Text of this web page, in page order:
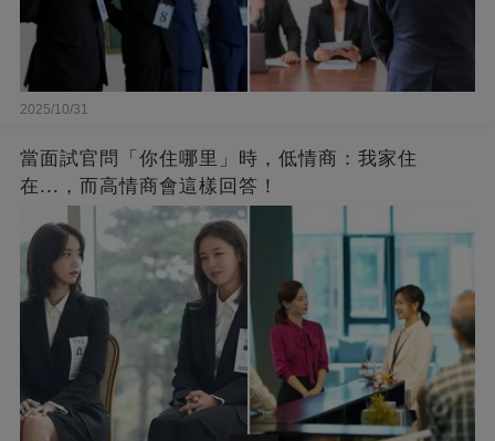
2025/10/31
當面試官問「你住哪里」時，低情商：我家住
在...，而高情商會這樣回答！